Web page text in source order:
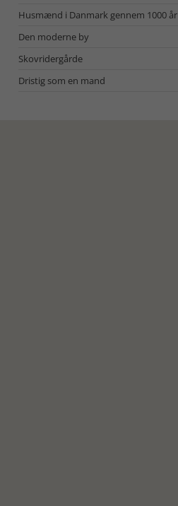
Husmænd i Danmark gennem 1000 år
Den moderne by
Skovridergårde
Dristig som en mand